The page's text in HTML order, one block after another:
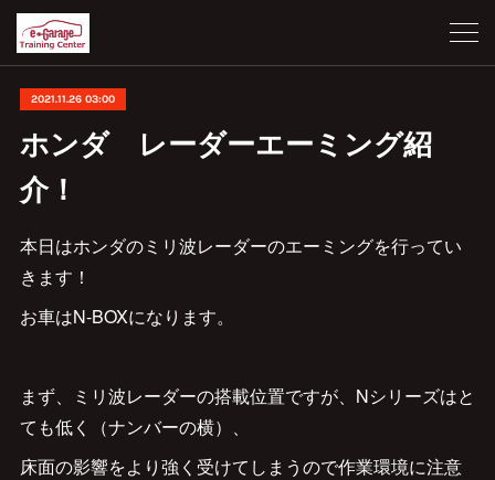
2021.11.26 03:00
ホンダ レーダーエーミング紹
介！
本日はホンダのミリ波レーダーのエーミングを行ってい
きます！
お車はN-BOXになります。
まず、ミリ波レーダーの搭載位置ですが、Nシリーズはと
ても低く（ナンバーの横）、
床面の影響をより強く受けてしまうので作業環境に注意